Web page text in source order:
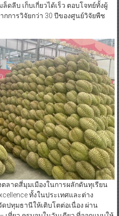
ดลีบ เก็บเกี่ยวได้เร็ว ตอบโจทย์ทั้งผู้
การวิจัยกว่า 30 ปีของศูนย์วิจัยพืช
ลาดสี่มุมเมืองในการผลักดันทุเรียน
ทั้งในประเทศและต่าง
ปทุมธานีให้เติบโตต่อเนื่อง ผ่าน